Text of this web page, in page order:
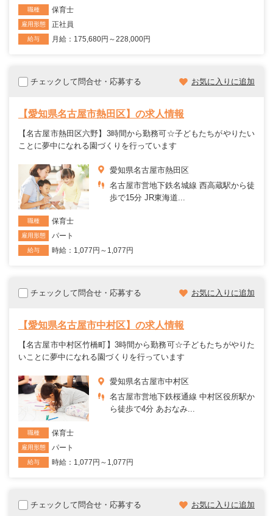
職種 保育士
雇用形態 正社員
給与 月給：175,680円～228,000円
チェックして問合せ・応募する お気に入りに追加
【愛知県名古屋市熱田区】の求人情報
【名古屋市熱田区六野】3時間から勤務可☆子どもたちがやりたい
ことに夢中になれる園づくりを行っています
愛知県名古屋市熱田区
名古屋市営地下鉄名城線 西高蔵駅から徒
歩で15分 JR東海道...
職種 保育士
雇用形態 パート
給与 時給：1,077円～1,077円
チェックして問合せ・応募する お気に入りに追加
【愛知県名古屋市中村区】の求人情報
【名古屋市中村区竹橋町】3時間から勤務可☆子どもたちがやりた
いことに夢中になれる園づくりを行っています
愛知県名古屋市中村区
名古屋市営地下鉄桜通線 中村区役所駅か
ら徒歩で4分 あおなみ...
職種 保育士
雇用形態 パート
給与 時給：1,077円～1,077円
チェックして問合せ・応募する お気に入りに追加